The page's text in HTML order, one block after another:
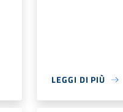
LEGGI DI PIÙ